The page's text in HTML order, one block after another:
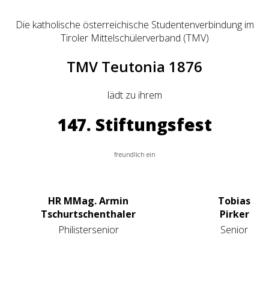
Die katholische österreichische Studentenverbindung im
Tiroler Mittelschülerverband (TMV)
TMV Teutonia 1876
lädt zu ihrem
147. Stiftungsfest
freundlich ein
HR MMag. Armin
Tschurtschenthaler
Tobias
Pirker
Philistersenior
Senior